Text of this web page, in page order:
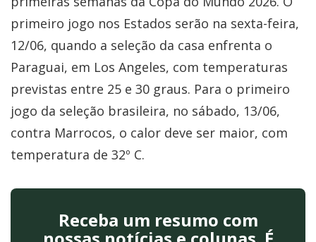
primeiro jogo nos Estados serão na sexta-feira,
12/06, quando a seleção da casa enfrenta o
Paraguai, em Los Angeles, com temperaturas
previstas entre 25 e 30 graus. Para o primeiro
jogo da seleção brasileira, no sábado, 13/06,
contra Marrocos, o calor deve ser maior, com
temperatura de 32º C.
Receba um resumo com